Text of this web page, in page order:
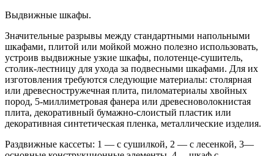
Выдвижные шкафы.
Значительные разрывы между стандартными напольными
шкафами, плитой или мойкой можно полезно использовать,
устроив выдвижные узкие шкафы, полотенце-сушитель,
столик-лестницу для ухода за подвесными шкафами. Для их
изготовления требуются следующие материалы: столярная
или древесностружечная плита, пиломатериалы хвойных
пород, 5-миллиметровая фанера или древесноволокнистая
плита, декоративный бумажно-слоистый пластик или
декоративная синтетическая пленка, металлические изделия.
Раздвижные кассеты: 1 — с сушилкой, 2 — с лесенкой, 3—